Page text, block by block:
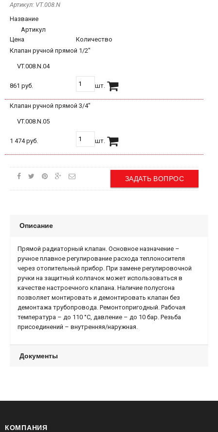
Артикул: VT.008.N
Название
Артикул
Цена
Количество
Клапан ручной прямой 1/2"
VT.008.N.04
861 руб. шт.
Клапан ручной прямой 3/4"
VT.008.N.05
1 474 руб. шт.
ЗАДАТЬ ВОПРОС
Описание
Прямой радиаторный клапан. Основное назначение –
ручное плавное регулирование расхода теплоносителя
через отопительный прибор. При замене регулировочной
ручки на защитный колпачок может использоваться в
качестве настроечного клапана. Наличие полусгона
позволяет монтировать и демонтировать клапан без
демонтажа трубопровода. Ремонтопригодный. Рабочая
температура – до 110 °С, давление – до 10 бар. Резьба
присоединений – внутренняя/наружная.
Документы
КОМПАНИЯ